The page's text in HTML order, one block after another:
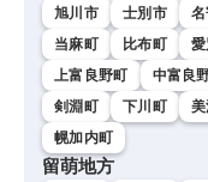
旭川市 士別市
当麻町
比布町
上富良野町
中富良
剣淵町
下川町
幌加内町
留萌地方